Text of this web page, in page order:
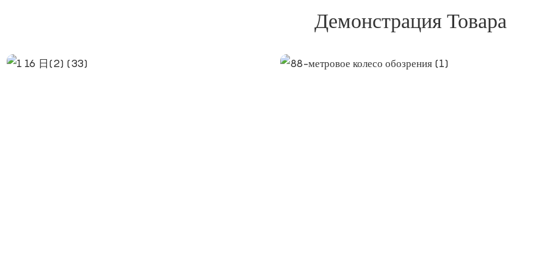
Демонстрация Товара